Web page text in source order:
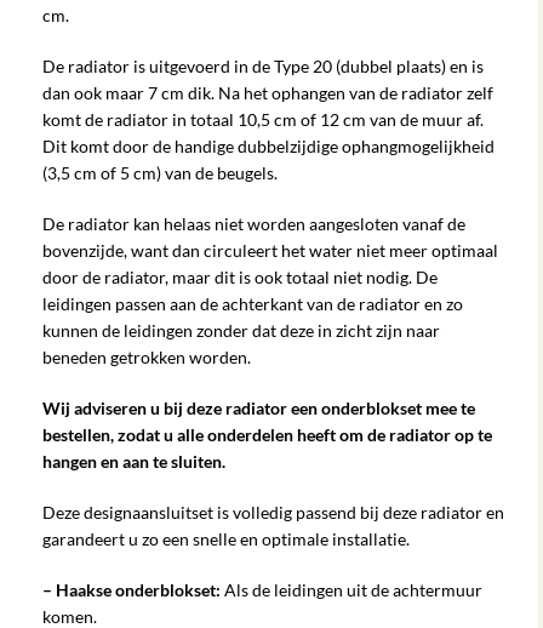
cm.
De radiator is uitgevoerd in de Type 20 (dubbel plaats) en is
dan ook maar 7 cm dik. Na het ophangen van de radiator zelf
komt de radiator in totaal 10,5 cm of 12 cm van de muur af.
Dit komt door de handige dubbelzijdige ophangmogelijkheid
(3,5 cm of 5 cm) van de beugels.
De radiator kan helaas niet worden aangesloten vanaf de
bovenzijde, want dan circuleert het water niet meer optimaal
door de radiator, maar dit is ook totaal niet nodig. De
leidingen passen aan de achterkant van de radiator en zo
kunnen de leidingen zonder dat deze in zicht zijn naar
beneden getrokken worden.
Wij adviseren u bij deze radiator een onderblokset mee te
bestellen, zodat u alle onderdelen heeft om de radiator op te
hangen en aan te sluiten.
Deze designaansluitset is volledig passend bij deze radiator en
garandeert u zo een snelle en optimale installatie.
– Haakse onderblokset: Als de leidingen uit de achtermuur
komen.